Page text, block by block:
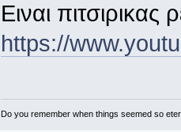
Ειναι πιτσιρικας
https://
Do you remember when things seemed so